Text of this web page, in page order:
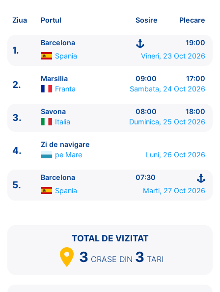
Plecare pe 23 Oct 2026 din Barcelona, Spania
Costa Cruises
ITINERARIU
Ziua | Portul | Sosire - Plecare
Italia 08:00 - 18:00
Zi de navigare pe Mare 0:00 - 0:00
Spania
Ziua Portul Sosire Plecare
1.
Barcelona
19:00
Spania
Vineri, 23 Oct 2026
2.
Marsilia 09:00
17:00
Franta
Sambata, 24 Oct 2026
3.
Savona 08:00
18:00
Italia
Duminica, 25 Oct 2026
4.
Zi de navigare
pe Mare
Luni, 26 Oct 2026
5.
Barcelona
07:30
Spania
Marti, 27 Oct 2026
TOTAL DE VIZITAT
3 ORASE DIN 3 TARI